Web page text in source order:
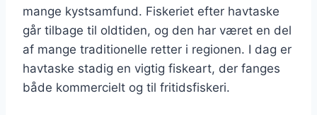
mange kystsamfund. Fiskeriet efter havtaske
går tilbage til oldtiden, og den har været en del
af mange traditionelle retter i regionen. I dag er
havtaske stadig en vigtig fiskeart, der fanges
både kommercielt og til fritidsfiskeri.